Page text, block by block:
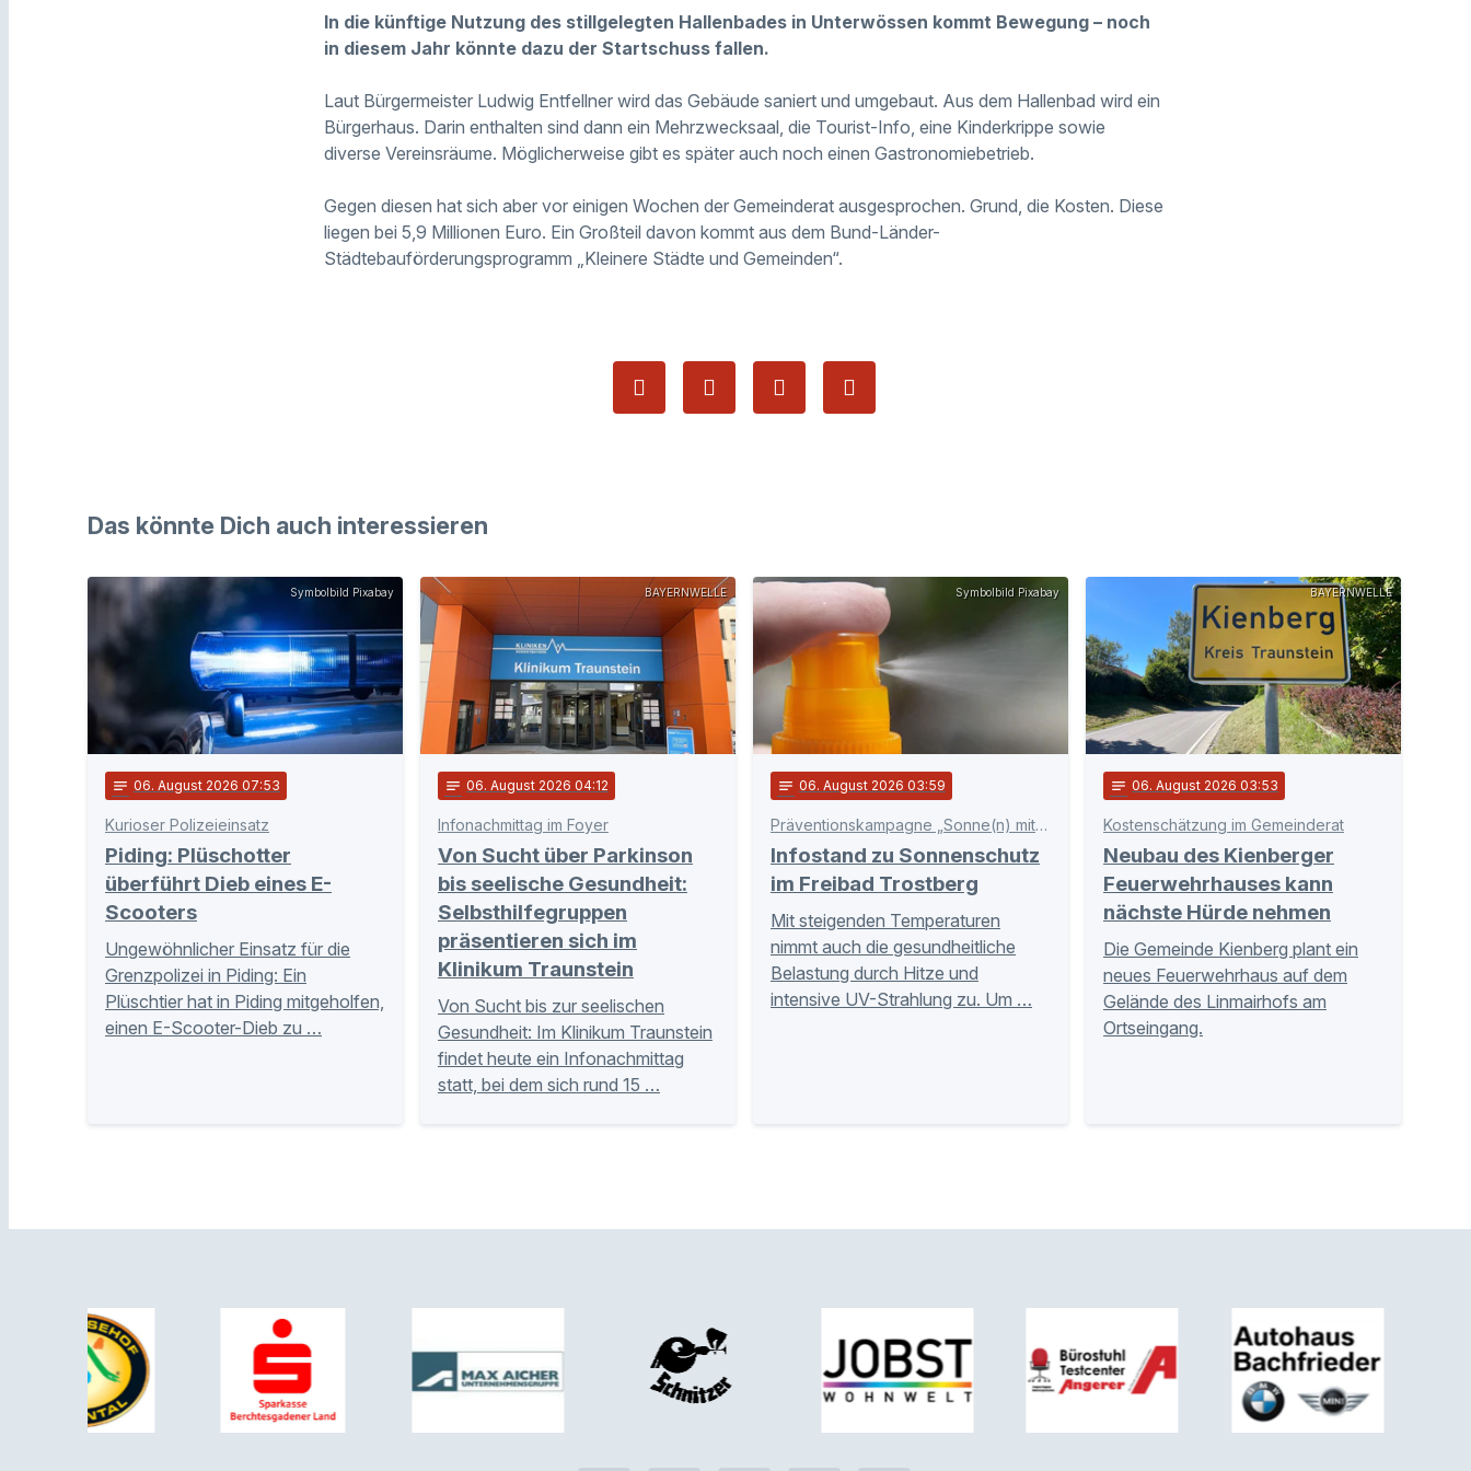
In die künftige Nutzung des stillgelegten Hallenbades in Unterwössen kommt Bewegung – noch
in diesem Jahr könnte dazu der Startschuss fallen.
Laut Bürgermeister Ludwig Entfellner wird das Gebäude saniert und umgebaut. Aus dem Hallenbad wird ein
Bürgerhaus. Darin enthalten sind dann ein Mehrzwecksaal, die Tourist-Info, eine Kinderkrippe sowie
diverse Vereinsräume. Möglicherweise gibt es später auch noch einen Gastronomiebetrieb.
Gegen diesen hat sich aber vor einigen Wochen der Gemeinderat ausgesprochen. Grund, die Kosten. Diese
liegen bei 5,9 Millionen Euro. Ein Großteil davon kommt aus dem Bund-Länder-
Städtebauförderungsprogramm „Kleinere Städte und Gemeinden“.
Das könnte Dich auch interessieren
Symbolbild Pixabay
notes 06. August 2026 07:53
Kurioser Polizeieinsatz
Piding: Plüschotter
überführt Dieb eines E-
Scooters
Ungewöhnlicher Einsatz für die
Grenzpolizei in Piding: Ein
Plüschtier hat in Piding mitgeholfen,
einen E-Scooter-Dieb zu …
BAYERNWELLE
notes 06. August 2026 04:12
Infonachmittag im Foyer
Von Sucht über Parkinson
bis seelische Gesundheit:
Selbsthilfegruppen
präsentieren sich im
Klinikum Traunstein
Von Sucht bis zur seelischen
Gesundheit: Im Klinikum Traunstein
findet heute ein Infonachmittag
statt, bei dem sich rund 15 …
Symbolbild Pixabay
notes 06. August 2026 03:59
Präventionskampagne „Sonne(n) mit Verstand“
Infostand zu Sonnenschutz
im Freibad Trostberg
Mit steigenden Temperaturen
nimmt auch die gesundheitliche
Belastung durch Hitze und
intensive UV-Strahlung zu. Um …
BAYERNWELLE
notes 06. August 2026 03:53
Kostenschätzung im Gemeinderat
Neubau des Kienberger
Feuerwehrhauses kann
nächste Hürde nehmen
Die Gemeinde Kienberg plant ein
neues Feuerwehrhaus auf dem
Gelände des Linmairhofs am
Ortseingang.